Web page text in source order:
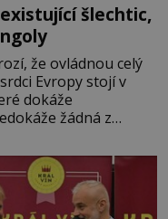
šlechtic,
že ovládnou celý
Evropy stojí v
dokáže
žádná z
roku 1223 postupují